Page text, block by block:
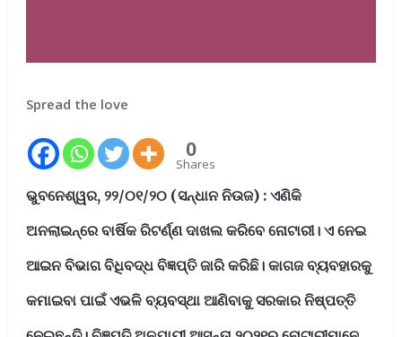
Spread the love
0
Shares
ଭୁବନେଶ୍ୱର, ୨୨/୦୧/୨୦ (ସନ୍ଧାନ ନିଉଜ) : ଏଣିକି
ଅନଲାଇନ୍‌ରେ ବାର୍ଷିକ ରିଟର୍ଣ୍ଣ ଦାଖଲ କରିବେ ନୋଟାରୀ। ଏ ନେଇ
ଆଇନ ବିଭାଗ ବିଧିବଦ୍ଧ ବିଜ୍ଞପ୍ତି ଜାରି କରିଛି। କାଗଜ ବ୍ୟବହାରକୁ
କମାଇବା ପାଇଁ ଏଭଳି ବ୍ୟବସ୍ଥା ଆଣିବାକୁ ସରକାର ନିଷ୍ପତ୍ତି